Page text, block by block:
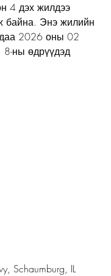
4 дэх жилдээ
байна. Энэ жилийн
2026 оны 02
ны өдрүүдэд
Schaumburg, IL